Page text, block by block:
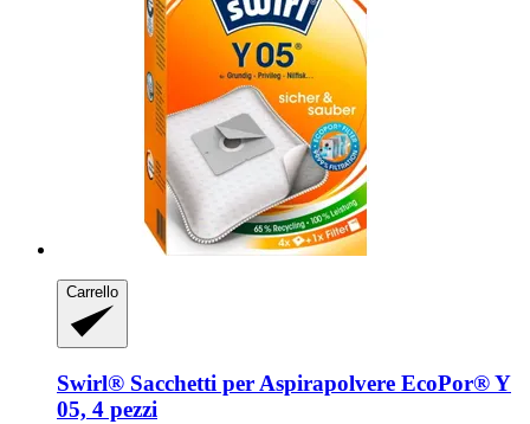
Carrello
Swirl® Sacchetti per Aspirapolvere EcoPor® Y
05, 4 pezzi